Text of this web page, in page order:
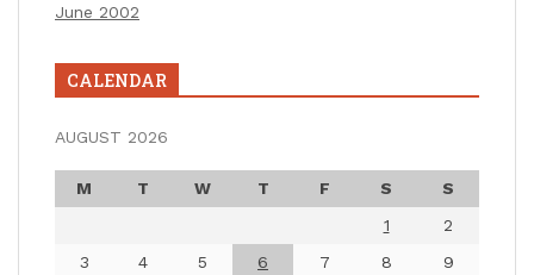
June 2002
CALENDAR
AUGUST 2026
M T W T F S
S
1
2
3
4 5 6 7 8
9